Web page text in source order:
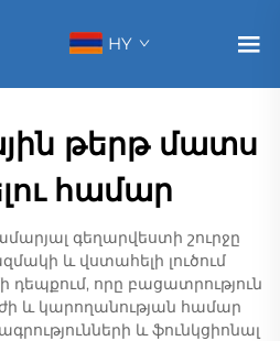
HY
թերթ մատս
համար
գեղարվեստի շուրջը
և վստահելի լուծում
դեպքում, որը բացատրություն
և կարողանության համար
և ֆունկցիոնալ